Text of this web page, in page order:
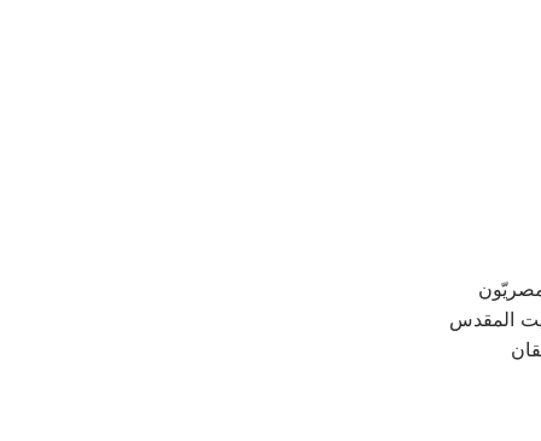
المقدس